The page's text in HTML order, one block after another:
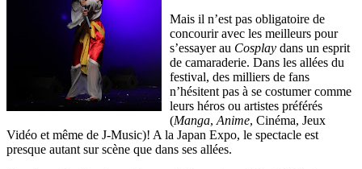
Mais il n’est pas obligatoire de
concourir avec les meilleurs pour
s’essayer au Cosplay dans un esprit
de camaraderie. Dans les allées du
festival, des milliers de fans
n’hésitent pas à se costumer comme
leurs héros ou artistes préférés
(Manga, Anime, Cinéma, Jeux
Vidéo et même de J-Music)! A la Japan Expo, le spectacle est
presque autant sur scène que dans ses allées.